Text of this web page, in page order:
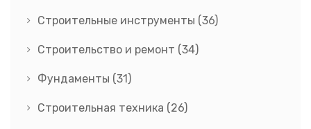
Строительные инструменты (36)
Строительство и ремонт (34)
Фундаменты (31)
Строительная техника (26)